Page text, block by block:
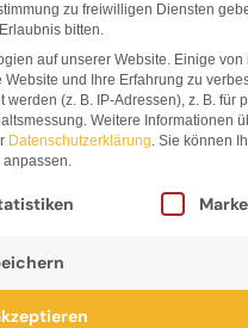
zu freiwilligen Diensten
bitten.
auf unserer Website. Einige von
und Ihre Erfahrung zu
(z. B. IP-Adressen), z. B. für
Weitere Informationen
Datenschutzerklärung. Sie können
Gruppen, für die eine